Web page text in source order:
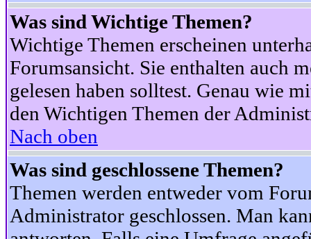
Was sind Wichtige Themen?
Wichtige Themen erscheinen
Forumsansicht. Sie enthalten auch
gelesen haben solltest. Genau wie
den Wichtigen Themen der
Nach oben
Was sind geschlossene Themen?
Themen werden entweder vom
Administrator geschlossen. Man